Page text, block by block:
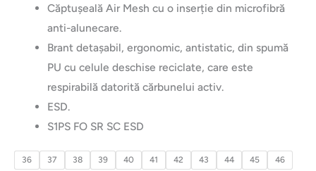
Căptușeală Air Mesh cu o inserție din microfibră
anti-alunecare.
Brant detașabil, ergonomic, antistatic, din spumă
PU cu celule deschise reciclate, care este
respirabilă datorită cărbunelui activ.
ESD.
S1PS FO SR SC ESD
36 37 38 39 40 41 42 43 44 45 46